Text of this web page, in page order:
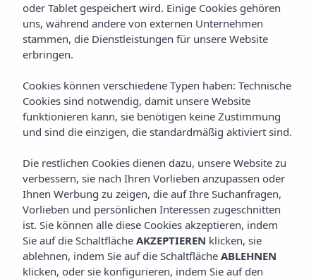
All Inclusive Gold
All Inclusive Gold im Insotel
Tarida Beach Resort & Spa
Das All Inclusive-Angebot des Insotel Tarida Beach Resort
& Spa bietet Ihnen die Freiheit, jeden Moment Ihres Ibiza-
Urlaubs zu genießen, ohne sich um irgendetwas kümmern
verbindet abwechslungsreiche Gastronomie, Getränke,
Snacks tagsüber, Unterhaltung für alle Altersgruppen,
exklusive Bereiche und Sport. Alles darauf ausgelegt, dass
Sie einen vollständigen, komfortablen und rundum
zufriedenstellenden Aufenthalt erleben.
MEHR ANZEIGEN
oder Tablet gespeichert wird. Einige Cookies gehören
uns, während andere von externen Unternehmen
stammen, die Dienstleistungen für unsere Website
erbringen.
Cookies können verschiedene Typen haben: Technische
Cookies sind notwendig, damit unsere Website
funktionieren kann, sie benötigen keine Zustimmung
und sind die einzigen, die standardmäßig aktiviert sind.
Die restlichen Cookies dienen dazu, unsere Website zu
verbessern, sie nach Ihren Vorlieben anzupassen oder
Ihnen Werbung zu zeigen, die auf Ihre Suchanfragen,
Vorlieben und persönlichen Interessen zugeschnitten
ist. Sie können alle diese Cookies akzeptieren, indem
Sie auf die Schaltfläche AKZEPTIEREN klicken, sie
ablehnen, indem Sie auf die Schaltfläche ABLEHNEN
klicken, oder sie konfigurieren, indem Sie auf den